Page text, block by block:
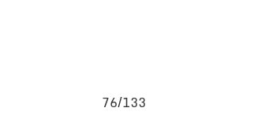
76/133